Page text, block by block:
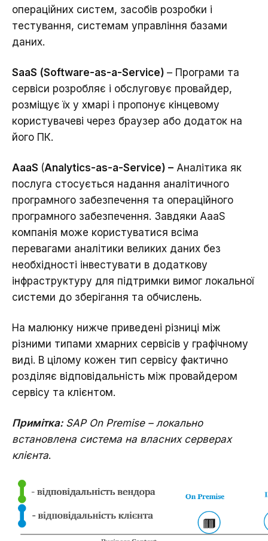
операційних систем, засобів розробки і
тестування, системам управління базами
даних.
SaaS (Software-as-a-Service) – Програми та
сервіси розробляє і обслуговує провайдер,
розміщує їх у хмарі і пропонує кінцевому
користувачеві через браузер або додаток на
його ПК.
AaaS (Analytics-as-a-Service) – Аналітика як
послуга стосується надання аналітичного
програмного забезпечення та операційного
програмного забезпечення. Завдяки AaaS
компанія може користуватися всіма
перевагами аналітики великих даних без
необхідності інвестувати в додаткову
інфраструктуру для підтримки вимог локальної
системи до зберігання та обчислень.
На малюнку нижче приведені різниці між
різними типами хмарних сервісів у графічному
виді. В цілому кожен тип сервісу фактично
розділяє відповідальність між провайдером
сервісу та клієнтом.
Примітка: SAP On Premise – локально
встановлена система на власних серверах
клієнта.